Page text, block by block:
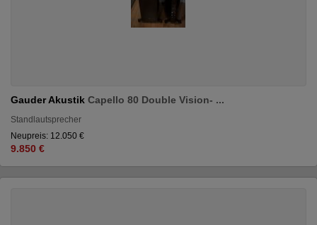
Gauder Akustik Capello 80 Double Vision- ...
Standlautsprecher
Neupreis: 12.050 €
9.850 €